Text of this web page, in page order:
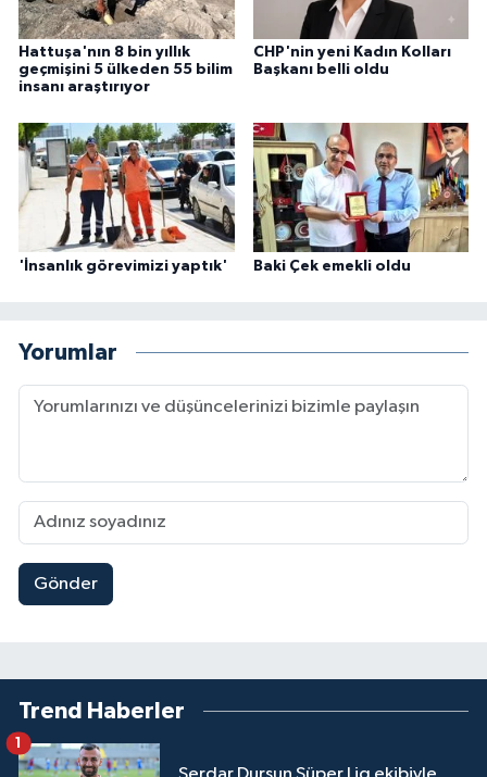
Hattuşa'nın 8 bin yıllık
geçmişini 5 ülkeden 55 bilim
insanı araştırıyor
CHP'nin yeni Kadın Kolları
Başkanı belli oldu
'İnsanlık görevimizi yaptık' Baki Çek emekli oldu
Yorumlar
Gönder
Trend Haberler
1